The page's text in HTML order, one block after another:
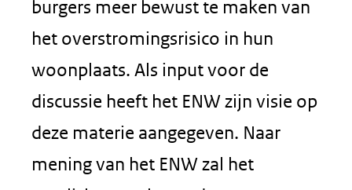
burgers meer bewust te maken van
het overstromingsrisico in hun
woonplaats. Als input voor de
discussie heeft het ENW zijn visie op
deze materie aangegeven. Naar
mening van het ENW zal het